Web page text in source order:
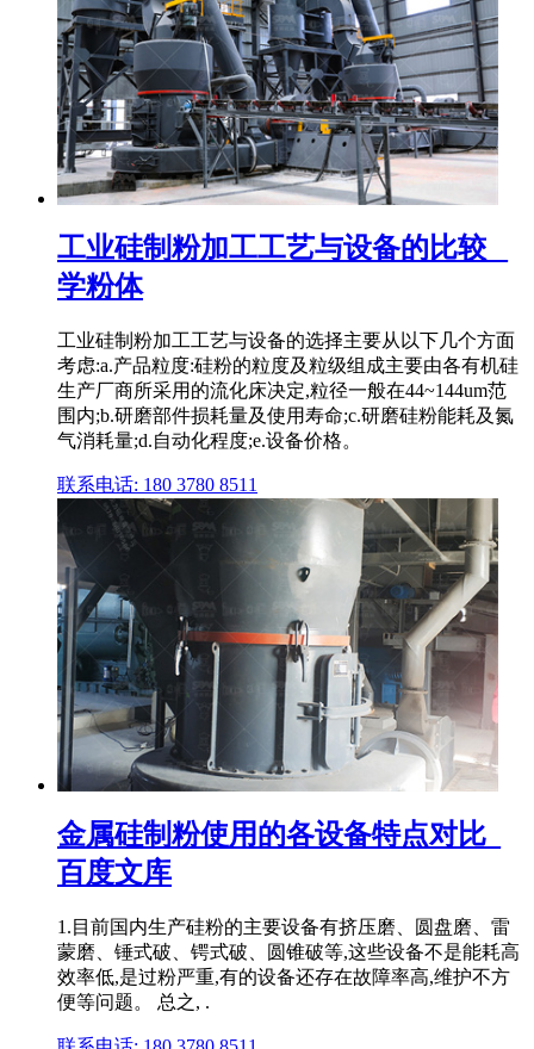
工业硅制粉加工工艺与设备的比较 _
学粉体
工业硅制粉加工工艺与设备的选择主要从以下几个方面
考虑:a.产品粒度:硅粉的粒度及粒级组成主要由各有机硅
生产厂商所采用的流化床决定,粒径一般在44~144um范
围内;b.研磨部件损耗量及使用寿命;c.研磨硅粉能耗及氮
气消耗量;d.自动化程度;e.设备价格。
联系电话: 180 3780 8511
金属硅制粉使用的各设备特点对比_
百度文库
1.目前国内生产硅粉的主要设备有挤压磨、圆盘磨、雷
蒙磨、锤式破、锷式破、圆锥破等,这些设备不是能耗高
效率低,是过粉严重,有的设备还存在故障率高,维护不方
便等问题。 总之, .